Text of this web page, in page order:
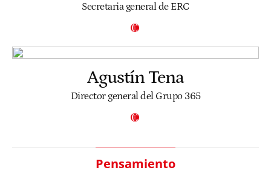
Secretaria general de ERC
Agustín Tena
Director general del Grupo 365
Pensamiento